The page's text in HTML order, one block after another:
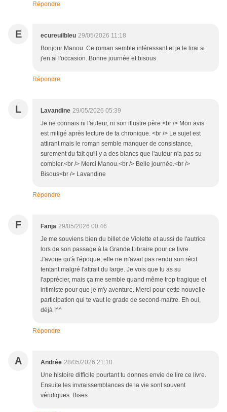
Répondre
E ecureuilbleu 29/05/2026 11:18
Bonjour Manou. Ce roman semble intéressant et je le lirai si
j'en ai l'occasion. Bonne journée et bisous
Répondre
L Lavandine 29/05/2026 05:39
Je ne connais ni l'auteur, ni son illustre père.<br /> Mon avis
est mitigé après lecture de ta chronique. <br /> Le sujet est
attirant mais le roman semble manquer de consistance,
surement du fait qu'il y a des blancs que l'auteur n'a pas su
combler.<br /> Merci Manou.<br /> Belle journée.<br />
Bisous<br /> Lavandine
Répondre
F Fanja 29/05/2026 00:46
Je me souviens bien du billet de Violette et aussi de l'autrice
lors de son passage à la Grande Libraire pour ce livre.
J'avoue qu'à l'époque, elle ne m'avait pas rendu son récit
tentant malgré l'attrait du large. Je vois que tu as su
l'apprécier, mais ça me semble quand même trop tragique et
intimiste pour que je m'y aventure. Merci pour cette nouvelle
participation qui te vaut le grade de second-maître. Eh oui,
déjà !^^
Répondre
A Andrée 28/05/2026 21:10
Une histoire difficile pourtant tu donnes envie de lire ce livre.
Ensuite les invraissemblances de la vie sont souvent
véridiques. Bises